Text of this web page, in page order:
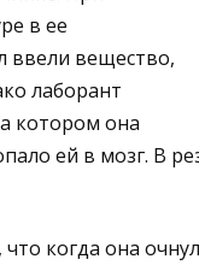
в ее
ввели вещество,
лаборант
котором она
ей в мозг. В
когда она